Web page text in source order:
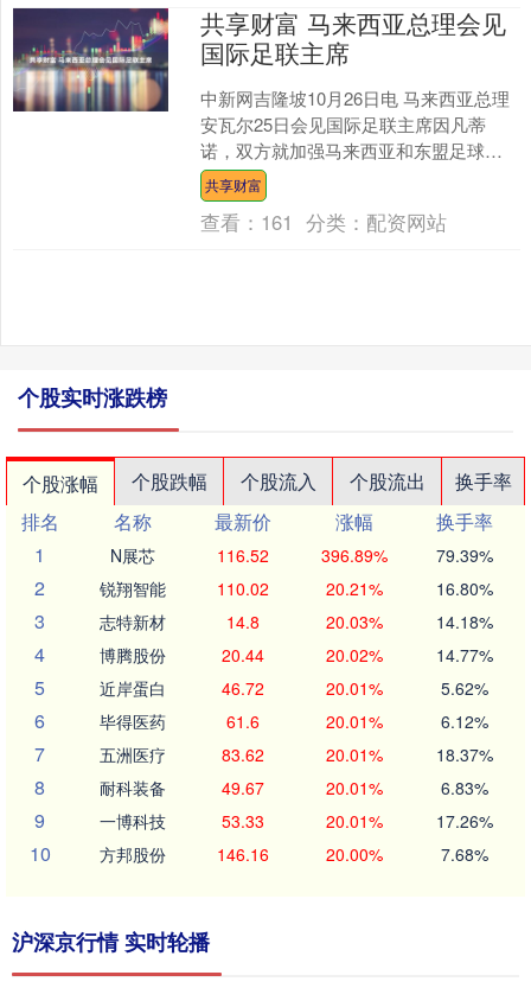
共享财富 马来西亚总理会见
国际足联主席
中新网吉隆坡10月26日电 马来西亚总理
安瓦尔25日会见国际足联主席因凡蒂
诺，双方就加强马来西亚和东盟足球生
态系统进行探讨。 安瓦尔在自己的社交
媒体上表示，马来....
共享财富
查看： 161 分类： 配资网站
个股实时涨跌榜
个股涨幅 个股跌幅 个股流入 个股流出
换手率
排名
名称 最新价 涨幅
换手率
1
N展芯 116.52 396.89% 79.39%
2 锐翔智能 110.02 20.21% 16.80%
3 志特新材 14.8 20.03% 14.18%
4 博腾股份 20.44 20.02% 14.77%
5 近岸蛋白 46.72 20.01% 5.62%
6 毕得医药 61.6 20.01% 6.12%
7 五洲医疗 83.62 20.01% 18.37%
8 耐科装备 49.67 20.01% 6.83%
9 一博科技 53.33 20.01% 17.26%
10 方邦股份 146.16 20.00% 7.68%
沪深京行情 实时轮播